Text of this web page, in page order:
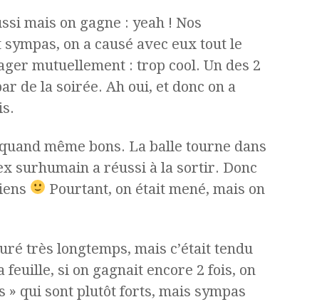
mais on gagne : yeah ! Nos
on a causé avec eux tout le
mutuellement : trop cool. Un des 2
de la soirée. Ah oui, et donc on a
même bons. La balle tourne dans
surhumain a réussi à la sortir. Donc
Pourtant, on était mené, mais on
très longtemps, mais c’était tendu
feuille, si on gagnait encore 2 fois, on
» qui sont plutôt forts, mais sympas